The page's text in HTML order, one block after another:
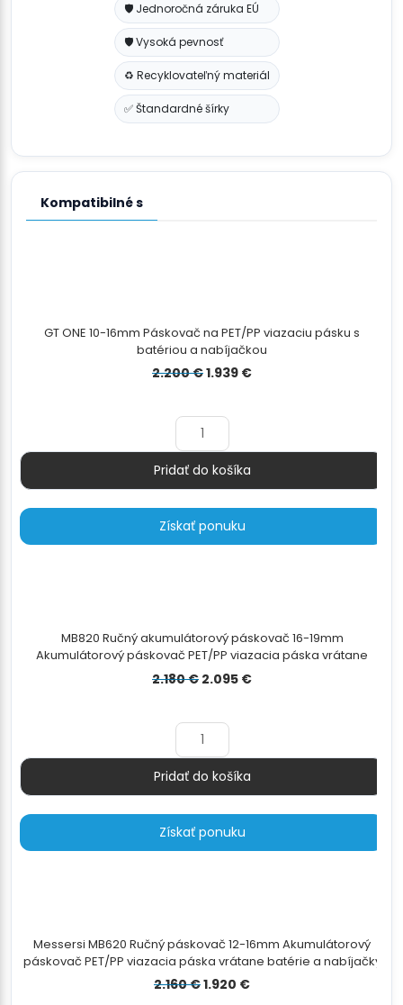
🛡️ Jednoročná záruka EÚ
🛡️ Vysoká pevnosť
♻️ Recyklovateľný materiál
✅ Štandardné šírky
Kompatibilné s
GT ONE 10-16mm Páskovač na PET/PP viazaciu pásku s
batériou a nabíjačkou
2.200€Pôvodná
1.939 €Aktuálna
Množstvo
Pridať do košíka
Získať ponuku
MB820 Ručný akumulátorový páskovač 16-19mm
Akumulátorový páskovač PET/PP viazacia páska vrátane
batérie a nabíjačky
2.180€ Pôvodná
2.180 €.
2.095 €Aktuálna
Množstvo
Pridať do košíka
Získať ponuku
Messersi MB620 Ručný páskovač 12-16mm Akumulátorový
páskovač PET/PP viazacia páska vrátane batérie a nabíjačky
2.160€Pôvodná
1.920 €Aktuálna